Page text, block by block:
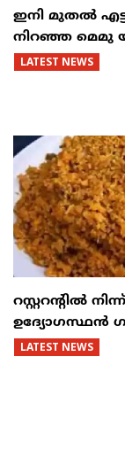
ഇനി മുതൽ
നിറഞ്ഞ മെമു
LATEST NEWS
റസ്റ്ററന്റില്‍
ഉദ്യോഗസ്ഥന്‍
LATEST NEWS